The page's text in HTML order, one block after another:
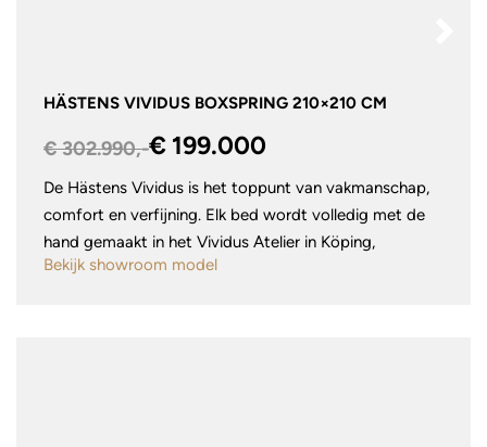
HÄSTENS VIVIDUS BOXSPRING 210×210 CM
€ 302.990,-€ 199.000
De Hästens Vividus is het toppunt van vakmanschap,
comfort en verfijning. Elk bed wordt volledig met de
hand gemaakt in het Vividus Atelier in Köping,
Bekijk showroom model